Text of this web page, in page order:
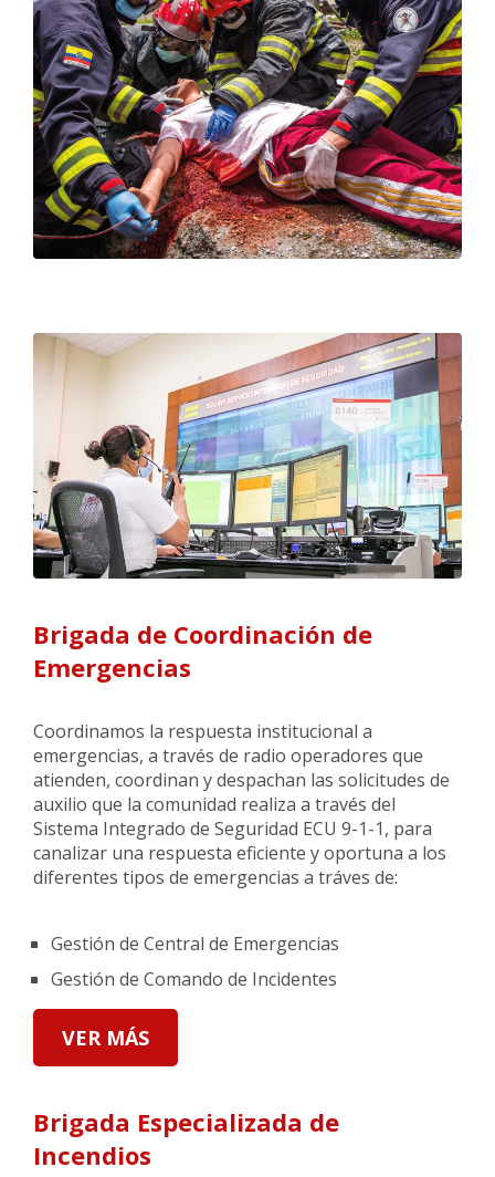
Brigada de Coordinación de
Emergencias
Coordinamos la respuesta institucional a
emergencias, a través de radio operadores que
atienden, coordinan y despachan las solicitudes de
auxilio que la comunidad realiza a través del
Sistema Integrado de Seguridad ECU 9-1-1, para
canalizar una respuesta eficiente y oportuna a los
diferentes tipos de emergencias a tráves de:
Gestión de Central de Emergencias
Gestión de Comando de Incidentes
VER MÁS
Brigada Especializada de
Incendios